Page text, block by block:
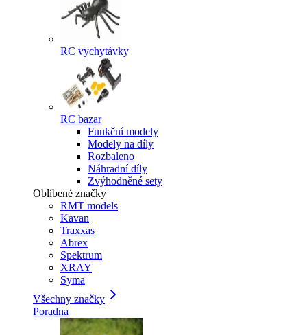
RC vychytávky
RC bazar
Funkční modely
Modely na díly
Rozbaleno
Náhradní díly
Zvýhodněné sety
Oblíbené značky
RMT models
Kavan
Traxxas
Abrex
Spektrum
XRAY
Syma
Všechny značky
Poradna